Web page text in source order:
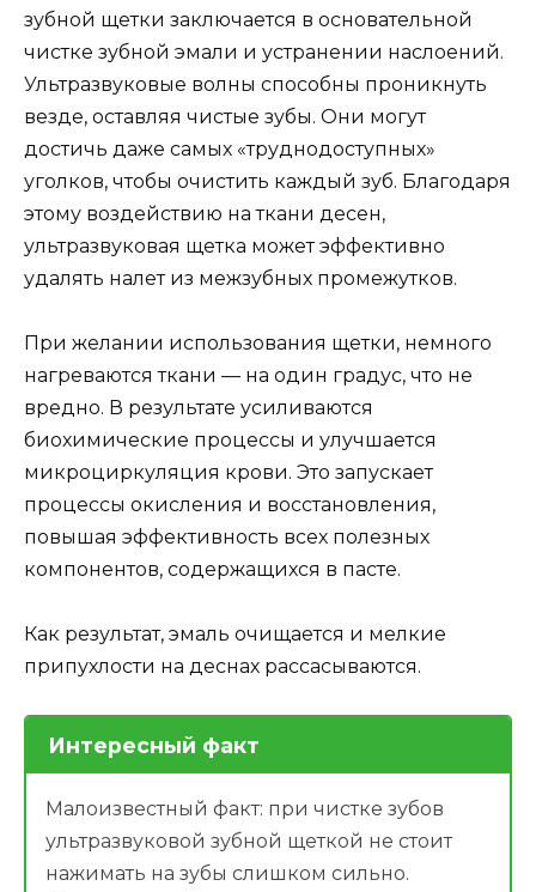
зубной щетки заключается в основательной
чистке зубной эмали и устранении наслоений.
Ультразвуковые волны способны проникнуть
везде, оставляя чистые зубы. Они могут
достичь даже самых «труднодоступных»
уголков, чтобы очистить каждый зуб. Благодаря
этому воздействию на ткани десен,
ультразвуковая щетка может эффективно
удалять налет из межзубных промежутков.
При желании использования щетки, немного
нагреваются ткани — на один градус, что не
вредно. В результате усиливаются
биохимические процессы и улучшается
микроциркуляция крови. Это запускает
процессы окисления и восстановления,
повышая эффективность всех полезных
компонентов, содержащихся в пасте.
Как результат, эмаль очищается и мелкие
припухлости на деснах рассасываются.
Интересный факт
Малоизвестный факт: при чистке зубов
ультразвуковой зубной щеткой не стоит
нажимать на зубы слишком сильно.